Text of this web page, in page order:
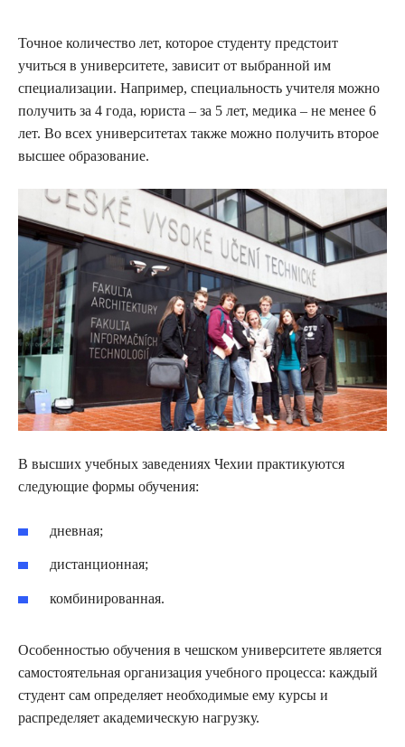
Точное количество лет, которое студенту предстоит
учиться в университете, зависит от выбранной им
специализации. Например, специальность учителя можно
получить за 4 года, юриста – за 5 лет, медика – не менее 6
лет. Во всех университетах также можно получить второе
высшее образование.
В высших учебных заведениях Чехии практикуются
следующие формы обучения:
дневная;
дистанционная;
комбинированная.
Особенностью обучения в чешском университете является
самостоятельная организация учебного процесса: каждый
студент сам определяет необходимые ему курсы и
распределяет академическую нагрузку.